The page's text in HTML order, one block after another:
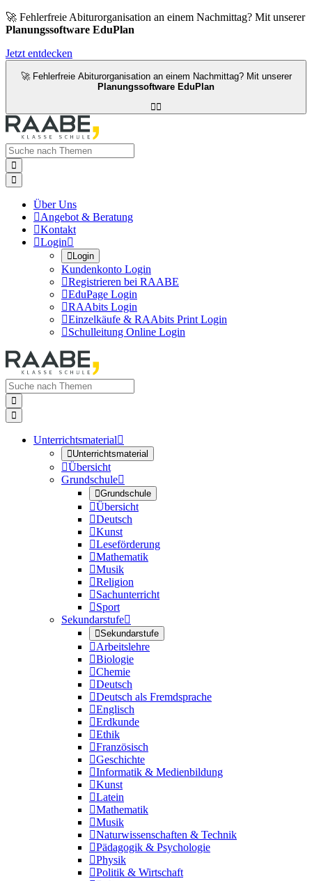
🚀 Fehlerfreie Abiturorganisation an einem Nachmittag? Mit unserer
Planungssoftware EduPlan
Jetzt entdecken
🚀 Fehlerfreie Abiturorganisation an einem Nachmittag? Mit unserer
Planungssoftware EduPlan



Über Uns
Angebot & Beratung
Kontakt
Login
Login
Kundenkonto Login
Registrieren bei RAABE
EduPage Login
RAAbits Login
Einzelkäufe & RAAbits Print Login
Schulleitung Online Login


Unterrichtsmaterial
Unterrichtsmaterial
Übersicht
Grundschule
Grundschule
Übersicht
Deutsch
Kunst
Leseförderung
Mathematik
Musik
Religion
Sachunterricht
Sport
Sekundarstufe
Sekundarstufe
Arbeitslehre
Biologie
Chemie
Deutsch
Deutsch als Fremdsprache
Englisch
Erdkunde
Ethik
Französisch
Geschichte
Informatik & Medienbildung
Kunst
Latein
Mathematik
Musik
Naturwissenschaften & Technik
Pädagogik & Psychologie
Physik
Politik & Wirtschaft